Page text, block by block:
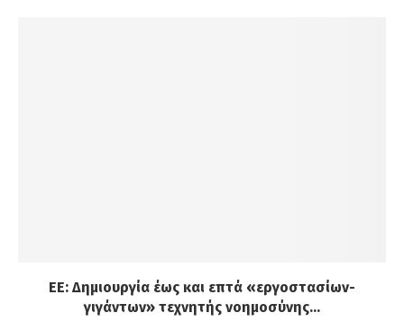
ΕΕ: Δημιουργία έως και επτά «εργοστασίων-
γιγάντων» τεχνητής νοημοσύνης...